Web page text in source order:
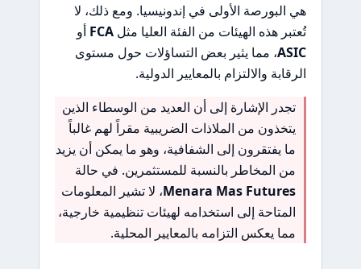
هي البورصة الأولى في إندونيسيا. ومع ذلك، لا
تُعتبر هذه الهيئات من الفئة العليا مثلFCA أو
ASIC، مما يثير بعض التساؤلات حول مستوى
الرقابة والالتزام بالمعايير الدولية.
تجدر الإشارة إلى أن العديد من الوسطاء الذين
يتخذون من الملاذات الضريبية مقراً لهم غالباً
ما يفتقرون إلى الشفافية، وهو ما يمكن أن يزيد
من المخاطر بالنسبة للمستثمرين. في حالة
Menara Mas Futures، لا تشير المعلومات
المتاحة إلى استخدامه لهيئات تنظيمية خارجية،
مما يعكس التزامه بالمعايير المحلية.